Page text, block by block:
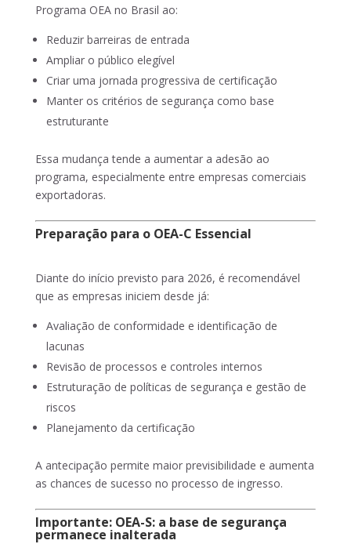
Programa OEA no Brasil ao:
Reduzir barreiras de entrada
Ampliar o público elegível
Criar uma jornada progressiva de certificação
Manter os critérios de segurança como base
estruturante
Essa mudança tende a aumentar a adesão ao
programa, especialmente entre empresas comerciais
exportadoras.
Preparação para o OEA-C Essencial
Diante do início previsto para 2026, é recomendável
que as empresas iniciem desde já:
Avaliação de conformidade e identificação de
lacunas
Revisão de processos e controles internos
Estruturação de políticas de segurança e gestão de
riscos
Planejamento da certificação
A antecipação permite maior previsibilidade e aumenta
as chances de sucesso no processo de ingresso.
Importante: OEA-S: a base de segurança
permanece inalterada